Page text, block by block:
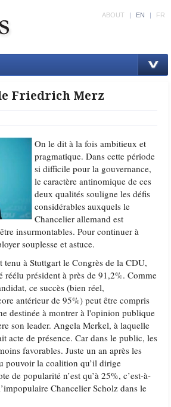
ABOUT | EN | FR
Friedrich Merz
On le dit à la fois ambitieux et
pragmatique. Dans cette période
si difficile pour la gouvernance,
le caractère antinomique de ces
deux qualités souligne les défis
considérables auxquels le
Chancelier allemand est
insurmontables. Pour continuer à
souplesse et astuce.
tenu à Stuttgart le Congrès de la CDU,
réélu président à près de 91,2%. Comme
ce succès (bien réel,
antérieur de 95%) peut être compris
destinée à montrer à l'opinion publique
son leader. Angela Merkel, à laquelle
acte de présence. Car dans le public, les
favorables. Juste un an après les
pouvoir la coalition qu’il dirige
de popularité n’est qu’à 25%, c’est-à-
Chancelier Scholz dans le